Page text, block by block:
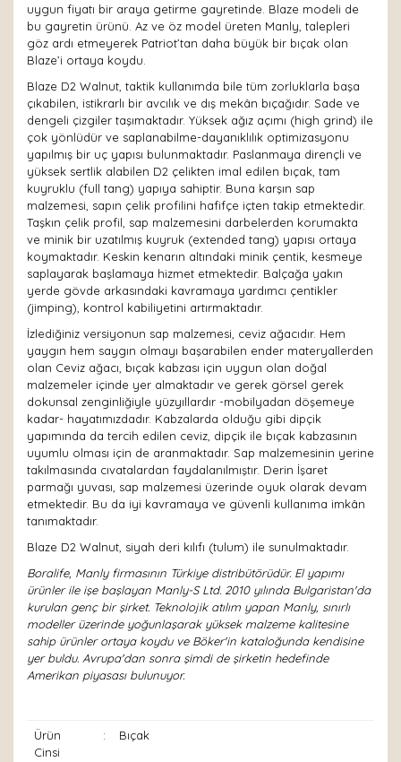
uygun fiyatı bir araya getirme gayretinde. Blaze modeli de
bu gayretin ürünü. Az ve öz model üreten Manly, talepleri
göz ardı etmeyerek Patriot’tan daha büyük bir bıçak olan
Blaze’i ortaya koydu.
Blaze D2 Walnut, taktik kullanımda bile tüm zorluklarla başa
çıkabilen, istikrarlı bir avcılık ve dış mekân bıçağıdır. Sade ve
dengeli çizgiler taşımaktadır. Yüksek ağız açımı (high grind) ile
çok yönlüdür ve saplanabilme-dayanıklılık optimizasyonu
yapılmış bir uç yapısı bulunmaktadır. Paslanmaya dirençli ve
yüksek sertlik alabilen D2 çelikten imal edilen bıçak, tam
kuyruklu (full tang) yapıya sahiptir. Buna karşın sap
malzemesi, sapın çelik profilini hafifçe içten takip etmektedir.
Taşkın çelik profil, sap malzemesini darbelerden korumakta
ve minik bir uzatılmış kuyruk (extended tang) yapısı ortaya
koymaktadır. Keskin kenarın altındaki minik çentik, kesmeye
saplayarak başlamaya hizmet etmektedir. Balçağa yakın
yerde gövde arkasındaki kavramaya yardımcı çentikler
(jimping), kontrol kabiliyetini artırmaktadır.
İzlediğiniz versiyonun sap malzemesi, ceviz ağacıdır. Hem
yaygın hem saygın olmayı başarabilen ender materyallerden
olan Ceviz ağacı, bıçak kabzası için uygun olan doğal
malzemeler içinde yer almaktadır ve gerek görsel gerek
dokunsal zenginliğiyle yüzyıllardır -mobilyadan döşemeye
kadar- hayatımızdadır. Kabzalarda olduğu gibi dipçik
yapımında da tercih edilen ceviz, dipçik ile bıçak kabzasının
uyumlu olması için de aranmaktadır. Sap malzemesinin yerine
takılmasında cıvatalardan faydalanılmıştır. Derin İşaret
parmağı yuvası, sap malzemesi üzerinde oyuk olarak devam
etmektedir. Bu da iyi kavramaya ve güvenli kullanıma imkân
tanımaktadır.
Blaze D2 Walnut, siyah deri kılıfı (tulum) ile sunulmaktadır.
Boralife, Manly firmasının Türkiye distribütörüdür. El yapımı
ürünler ile işe başlayan Manly-S Ltd. 2010 yılında Bulgaristan'da
kurulan genç bir şirket. Teknolojik atılım yapan Manly, sınırlı
modeller üzerinde yoğunlaşarak yüksek malzeme kalitesine
sahip ürünler ortaya koydu ve Böker'in kataloğunda kendisine
yer buldu. Avrupa'dan sonra şimdi de şirketin hedefinde
Amerikan piyasası bulunuyor.
Ürün
Cinsi
: Bıçak